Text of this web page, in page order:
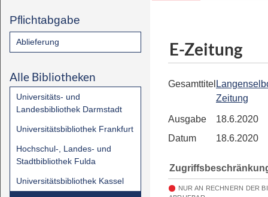
Pflichtabgabe
Ablieferung
Alle Bibliotheken
Universitäts- und
Landesbibliothek Darmstadt
Universitätsbibliothek Frankfurt
Hochschul-, Landes- und
Stadtbibliothek Fulda
Universitätsbibliothek Kassel
E-Zeitung
Gesamttitel
Zeitung
Ausgabe
18.6.2020
Datum
18.6.2020
NUR AN RECHNERN DER